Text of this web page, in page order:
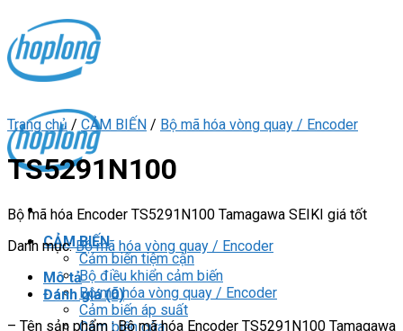
content
CẢM BIẾN
Cảm biến tiệm cận
Bộ điều khiển cảm biến
Bộ mã hóa vòng quay / Encoder
Cảm biến áp suất
Cảm biến cửa
Trang chủ / CẢM BIẾN / Bộ mã hóa vòng quay / Encoder
TS5291N100
Bộ mã hóa Encoder TS5291N100 Tamagawa SEIKI giá tốt
Danh mục:Bộ mã hóa vòng quay / Encoder
Mô tả
Đánh giá (0)
– Tên sản phẩm : Bộ mã hóa Encoder TS5291N100 Tamagawa